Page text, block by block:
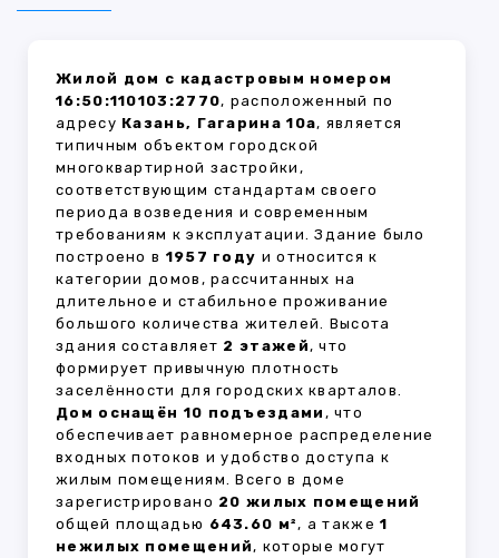
Жилой дом с кадастровым номером
16:50:110103:2770, расположенный по
адресу Казань, Гагарина 10а, является
типичным объектом городской
многоквартирной застройки,
соответствующим стандартам своего
периода возведения и современным
требованиям к эксплуатации. Здание было
построено в 1957 году и относится к
категории домов, рассчитанных на
длительное и стабильное проживание
большого количества жителей. Высота
здания составляет 2 этажей, что
формирует привычную плотность
заселённости для городских кварталов.
Дом оснащён 10 подъездами , что
обеспечивает равномерное распределение
входных потоков и удобство доступа к
жилым помещениям. Всего в доме
зарегистрировано 20 жилых помещений
общей площадью 643.60 м², а также1
нежилых помещений, которые могут